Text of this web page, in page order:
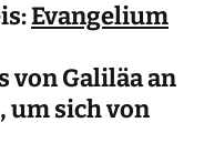
Evangelium
von Galiläa an
um sich von